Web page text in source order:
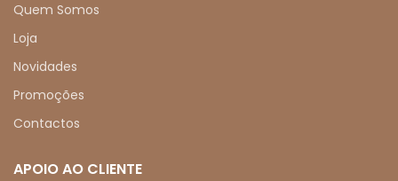
Quem Somos
Loja
Novidades
Promoções
Contactos
APOIO AO CLIENTE